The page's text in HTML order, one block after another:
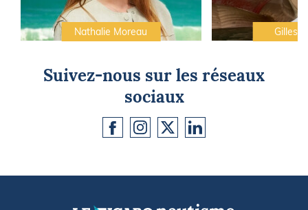
Nathalie Moreau Gilles
Suivez-nous sur les réseaux
sociaux